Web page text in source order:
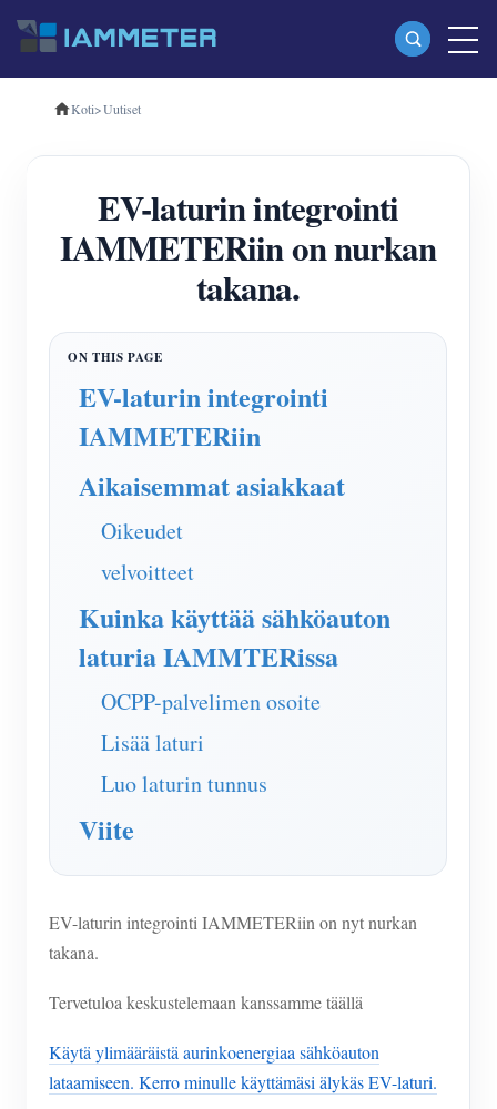
Tuotteet
Kolmivaiheinen Wi-Fi-energiamittari (WEM3080T)
Kolmivaiheinen Wi-Fi-energiamittari (WEM3046T)
Kolmivaiheinen Wi-Fi-energiamittari (WEM3050T)
WiFi-virranohjain
Sovellukset
Resurssit
Tuotteen pika-aloitus
Yhteisö
Kehittäjä
Ottaa yhteyttä
Meistä
Koti>Uutiset
EV-laturin integrointi
IAMMETERiin on nurkan
takana.
EV-laturin integrointi
IAMMETERiin
Aikaisemmat asiakkaat
Oikeudet
velvoitteet
Kuinka käyttää sähköauton
laturia IAMMTERissa
OCPP-palvelimen osoite
Lisää laturi
Luo laturin tunnus
Viite
EV-laturin integrointi IAMMETERiin on nyt nurkan
takana.
Tervetuloa keskustelemaan kanssamme täällä
Käytä ylimääräistä aurinkoenergiaa sähköauton
lataamiseen. Kerro minulle käyttämäsi älykäs EV-laturi.